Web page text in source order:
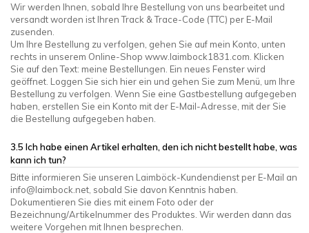
Wir werden Ihnen, sobald Ihre Bestellung von uns bearbeitet und
versandt worden ist Ihren Track & Trace-Code (TTC) per E-Mail
zusenden.
Um Ihre Bestellung zu verfolgen, gehen Sie auf mein Konto, unten
rechts in unserem Online-Shop www.laimbock1831.com. Klicken
Sie auf den Text: meine Bestellungen. Ein neues Fenster wird
geöffnet. Loggen Sie sich hier ein und gehen Sie zum Menü, um Ihre
Bestellung zu verfolgen. Wenn Sie eine Gastbestellung aufgegeben
haben, erstellen Sie ein Konto mit der E-Mail-Adresse, mit der Sie
die Bestellung aufgegeben haben.
3.5 Ich habe einen Artikel erhalten, den ich nicht bestellt habe, was
kann ich tun?
Bitte informieren Sie unseren Laimböck-Kundendienst per E-Mail an
info@laimbock.net , sobald Sie davon Kenntnis haben.
Dokumentieren Sie dies mit einem Foto oder der
Bezeichnung/Artikelnummer des Produktes. Wir werden dann das
weitere Vorgehen mit Ihnen besprechen.